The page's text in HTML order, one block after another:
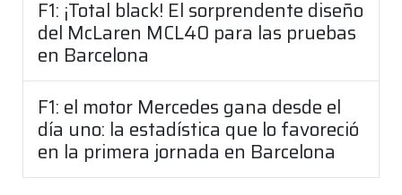
F1: ¡Total black! El sorprendente diseño
del McLaren MCL40 para las pruebas
en Barcelona
F1: el motor Mercedes gana desde el
día uno: la estadística que lo favoreció
en la primera jornada en Barcelona